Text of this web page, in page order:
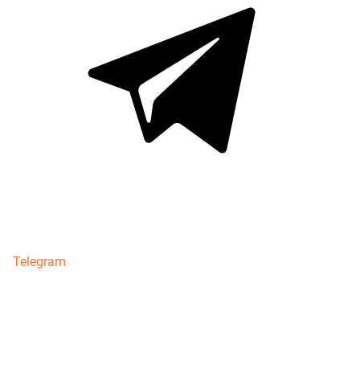
Telegram